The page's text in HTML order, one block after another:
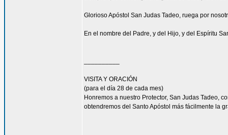
Glorioso Apóstol San Judas Tadeo, ruega por
En el nombre del Padre, y del Hijo, y del Espíritu
VISITA Y ORACIÓN
(para el día 28 de cada mes)
Honremos a nuestro Protector, San Judas Tadeo,
obtendremos del Santo Apóstol más fácilmente la